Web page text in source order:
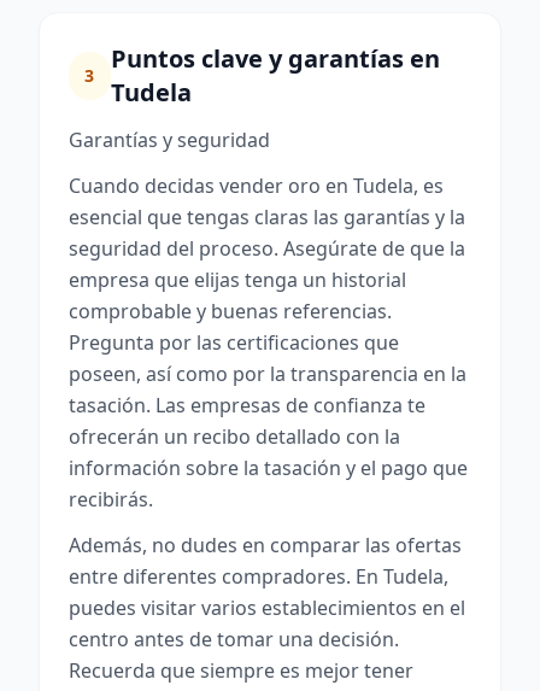
3
Puntos clave y garantías en
Tudela
Garantías y seguridad
Cuando decidas vender oro en Tudela, es
esencial que tengas claras las garantías y la
seguridad del proceso. Asegúrate de que la
empresa que elijas tenga un historial
comprobable y buenas referencias.
Pregunta por las certificaciones que
poseen, así como por la transparencia en la
tasación. Las empresas de confianza te
ofrecerán un recibo detallado con la
información sobre la tasación y el pago que
recibirás.
Además, no dudes en comparar las ofertas
entre diferentes compradores. En Tudela,
puedes visitar varios establecimientos en el
centro antes de tomar una decisión.
Recuerda que siempre es mejor tener